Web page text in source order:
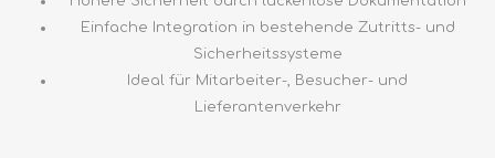
Einfache Integration in bestehende Zutritts- und
Sicherheitssysteme
Ideal für Mitarbeiter-, Besucher- und
Lieferantenverkehr